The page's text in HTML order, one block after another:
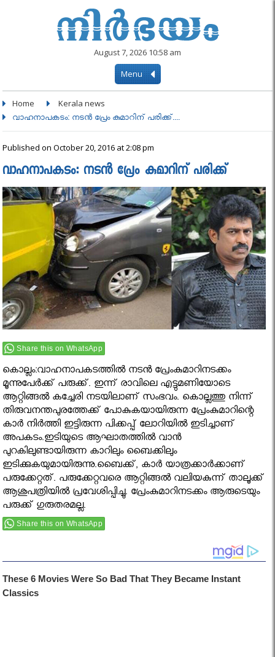
August 7, 2026 10:58 am
Menu
Home Kerala news
വാഹനാപകടം: നടൻ പ്രേം കുമാറിന് പരിക്ക്....
Published on October 20, 2016 at 2:08 pm
വാഹനാപകടം: നടൻ പ്രേം കുമാറിന് പരിക്ക്
Share this on WhatsApp
കൊല്ലം:വാഹനാപകടത്തില്‍ നടൻ പ്രേംകുമാറിനടക്കം
മൂന്നുപേർക്ക് പരുക്ക്. ഇന്ന് രാവിലെ എട്ടുമണിയോടെ
ആറ്റിങ്ങൽ കച്ചേരി നടയിലാണ് സംഭവം. കൊല്ലത്തു നിന്ന്
തിരുവനന്തപുരത്തേക്ക് പോകുകയായിരുന്ന പ്രേംകുമാറിന്റെ
കാര്‍ നിര്‍ത്തി ഇട്ടിരുന്ന പിക്കപ്പ് ലോറിയില്‍ ഇടിച്ചാണ്
അപകടം.ഇടിയുടെ ആഘാതത്തില്‍ വാന്‍
പുറകിലുണ്ടായിരുന്ന കാറിലും ബൈക്കിലും
ഇടിക്കുകയുമായിരുന്നു.ബൈക്ക്, കാര്‍ യാത്രക്കാര്‍ക്കാണ്
പരുക്കേറ്റത്. പരുക്കേറ്റവരെ ആറ്റിങ്ങല്‍ വലിയകുന്ന് താലൂക്ക്
ആശുപത്രിയില്‍ പ്രവേശിപ്പിച്ചു. പ്രേംകുമാറിനടക്കം ആരുടെയും
പരുക്ക് ഗുരുതരമല്ല.
Share this on WhatsApp